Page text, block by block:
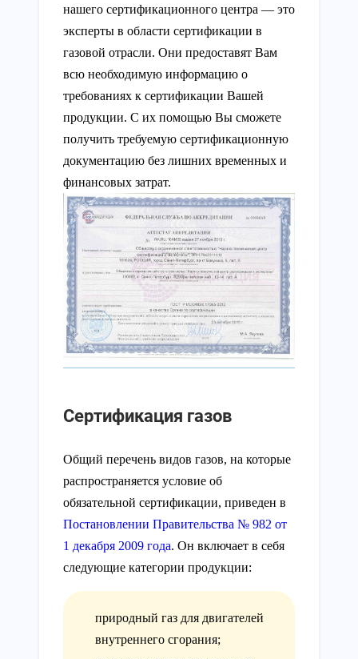
нашего сертификационного центра — это
эксперты в области сертификации в
газовой отрасли. Они предоставят Вам
всю необходимую информацию о
требованиях к сертификации Вашей
продукции. С их помощью Вы сможете
получить требуемую сертификационную
документацию без лишних временных и
финансовых затрат.
Сертификация газов
Общий перечень видов газов, на которые
распространяется условие об
обязательной сертификации, приведен в
Постановлении Правительства № 982 от
1 декабря 2009 года. Он включает в себя
следующие категории продукции:
природный газ для двигателей
внутреннего сгорания;